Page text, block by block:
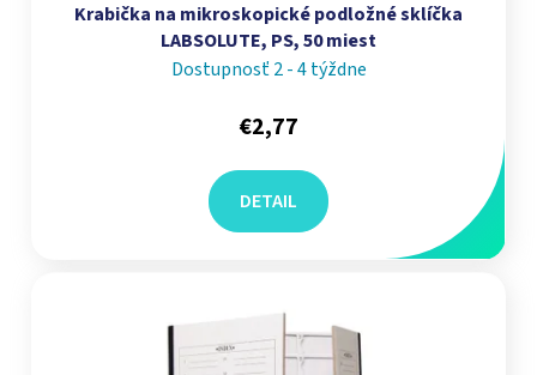
Krabička na mikroskopické podložné sklíčka
LABSOLUTE, PS, 50 miest
Dostupnosť 2 - 4 týždne
€2,77
DETAIL